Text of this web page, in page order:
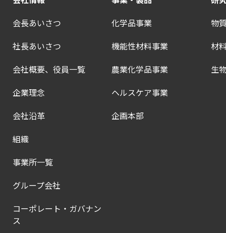
会長あいさつ
社長あいさつ
会社概要、役員一覧
企業理念
会社沿革
組織
事業所一覧
グループ会社
コーポレート・ガバナン
ス
化学品事業
機能性材料事業
農業化学品事業
ヘルスケア事業
企画本部
物
材
生